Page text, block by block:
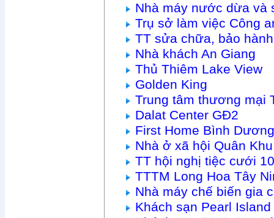
Nhà máy nước dừa và
Trụ sở làm việc Công
TT sửa chữa, bảo
Nhà khách An Giang
Thủ Thiêm Lake View
Golden King
Trung tâm thương mại
Dalat Center GĐ2
First Home Bình
Nhà ở xã hội Quân
TT hội nghị tiệc cưới
TTTM Long Hoa Tây
Nhà máy chế biến gia
Khách sạn Pearl